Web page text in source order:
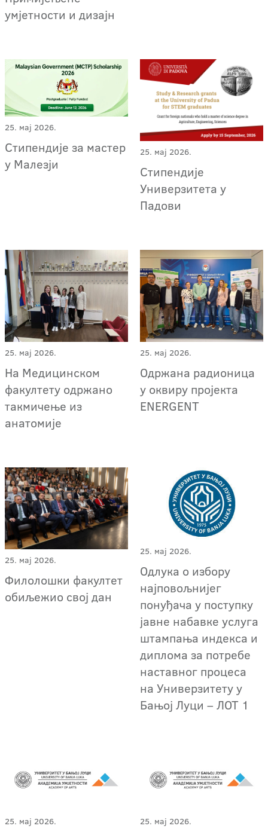
умјетности и дизајн
25. мај 2026.
Стипендије за мастер
у Малезји
25. мај 2026.
Стипендије
Универзитета у
Падови
25. мај 2026.
На Медицинском
факултету одржано
такмичење из
анатомије
25. мај 2026.
Одржана радионица
у оквиру пројекта
ENERGENT
25. мај 2026.
Филолошки факултет
обиљежио свој дан
25. мај 2026.
Oдлука о избору
најповољнијег
понуђача у поступку
јавне набавке услугa
штампања индекса и
диплома за потребе
наставног процеса
на Универзитету у
Бањој Луци – ЛОТ 1
25. мај 2026. 25. мај 2026.